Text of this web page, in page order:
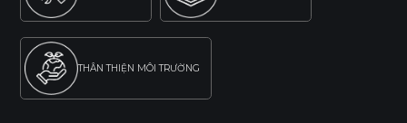
THÂN THIỆN MÔI TRƯỜNG